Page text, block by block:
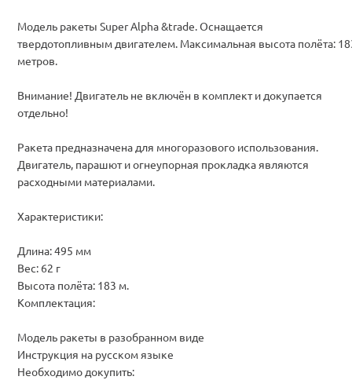
Модель ракеты Super Alpha &trade. Оснащается
твердотопливным двигателем. Максимальная высота полёта:
метров.
Внимание! Двигатель не включён в комплект и докупается
отдельно!
Ракета предназначена для многоразового использования.
Двигатель, парашют и огнеупорная прокладка являются
расходными материалами.
Характеристики:
Длина: 495 мм
Вес: 62 г
Высота полёта: 183 м.
Комплектация:
Модель ракеты в разобранном виде
Инструкция на русском языке
Необходимо докупить: